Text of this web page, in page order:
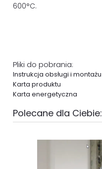
600°C.
Pliki do pobrania:
Instrukcja obsługi i montażu
Karta produktu
Karta energetyczna
Polecane dla Ciebie: